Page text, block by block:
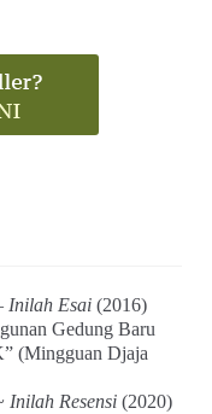
Inilah Esai(2016)
Gedung Baru
(Mingguan Djaja
Inilah Resensi(2020)